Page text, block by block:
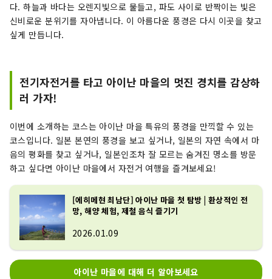
다. 하늘과 바다는 오렌지빛으로 물들고, 파도 사이로 반짝이는 빛은
신비로운 분위기를 자아냅니다. 이 아름다운 풍경은 다시 이곳을 찾고
싶게 만듭니다.
전기자전거를 타고 아이난 마을의 멋진 경치를 감상하
러 가자!
이번에 소개하는 코스는 아이난 마을 특유의 풍경을 만끽할 수 있는
코스입니다. 일본 본연의 풍경을 보고 싶거나, 일본의 자연 속에서 마
음의 평화를 찾고 싶거나, 일본인조차 잘 모르는 숨겨진 명소를 방문
하고 싶다면 아이난 마을에서 자전거 여행을 즐겨보세요!
[에히메현 최남단] 아이난 마을 첫 탐방 | 환상적인 전
망, 해양 체험, 제철 음식 즐기기
2026.01.09
아이난 마을에 대해 더 알아보세요